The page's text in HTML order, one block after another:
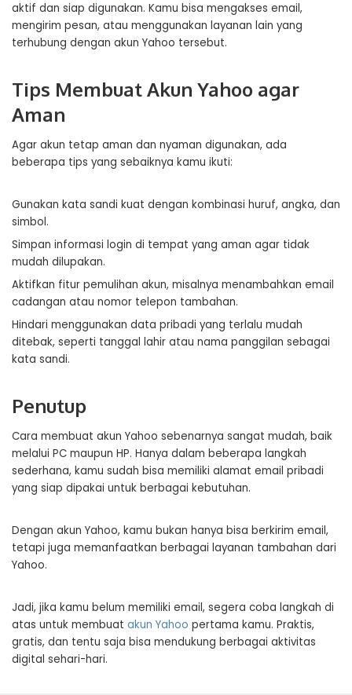
aktif dan siap digunakan. Kamu bisa mengakses email,
mengirim pesan, atau menggunakan layanan lain yang
terhubung dengan akun Yahoo tersebut.
Tips Membuat Akun Yahoo agar
Aman
Agar akun tetap aman dan nyaman digunakan, ada
beberapa tips yang sebaiknya kamu ikuti:
Gunakan kata sandi kuat dengan kombinasi huruf, angka, dan
simbol.
Simpan informasi login di tempat yang aman agar tidak
mudah dilupakan.
Aktifkan fitur pemulihan akun, misalnya menambahkan email
cadangan atau nomor telepon tambahan.
Hindari menggunakan data pribadi yang terlalu mudah
ditebak, seperti tanggal lahir atau nama panggilan sebagai
kata sandi.
Penutup
Cara membuat akun Yahoo sebenarnya sangat mudah, baik
melalui PC maupun HP. Hanya dalam beberapa langkah
sederhana, kamu sudah bisa memiliki alamat email pribadi
yang siap dipakai untuk berbagai kebutuhan.
Dengan akun Yahoo, kamu bukan hanya bisa berkirim email,
tetapi juga memanfaatkan berbagai layanan tambahan dari
Yahoo.
Jadi, jika kamu belum memiliki email, segera coba langkah di
atas untuk membuat akun Yahoo pertama kamu. Praktis,
gratis, dan tentu saja bisa mendukung berbagai aktivitas
digital sehari-hari.